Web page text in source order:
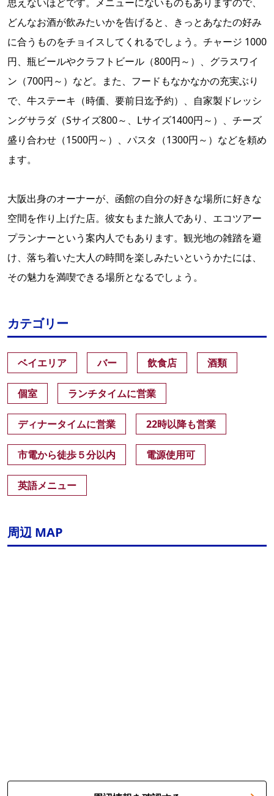
どんなお酒が飲みたいかを告げると、きっとあなたの好み
に合うものをチョイスしてくれるでしょう。チャージ 1000
円、瓶ビールやクラフトビール（800円～）、グラスワイ
ン（700円～）など。また、フードもなかなかの充実ぶり
で、牛ステーキ（時価、要前日迄予約）、自家製ドレッシ
ングサラダ（Sサイズ800～、Lサイズ1400円～）、チーズ
盛り合わせ（1500円～）、パスタ（1300円～）などを頼め
ます。
大阪出身のオーナーが、函館の自分の好きな場所に好きな
空間を作り上げた店。彼女もまた旅人であり、エコツアー
プランナーという案内人でもあります。観光地の雑踏を避
け、落ち着いた大人の時間を楽しみたいというかたには、
その魅力を満喫できる場所となるでしょう。
カテゴリー
ベイエリア バー 飲食店 酒類
個室 ランチタイムに営業
ディナータイムに営業 22時以降も営業
市電から徒歩５分以内 電源使用可
英語メニュー
周辺 MAP